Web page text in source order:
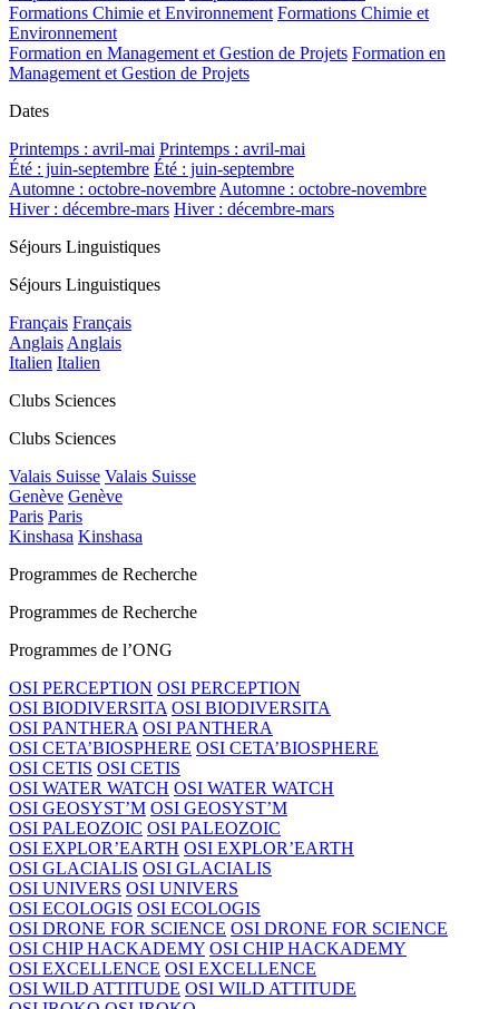
Formations Chimie et Environnement Formations Chimie et
Environnement
Formation en Management et Gestion de Projets Formation en
Management et Gestion de Projets
Dates
Printemps : avril-mai Printemps : avril-mai
Été : juin-septembre Été : juin-septembre
Automne : octobre-novembre Automne : octobre-novembre
Hiver : décembre-mars Hiver : décembre-mars
Séjours Linguistiques
Séjours Linguistiques
Français Français
Anglais Anglais
Italien Italien
Clubs Sciences
Clubs Sciences
Valais Suisse Valais Suisse
Genève Genève
Paris Paris
Kinshasa Kinshasa
Programmes de Recherche
Programmes de Recherche
Programmes de l’ONG
OSI PERCEPTION OSI PERCEPTION
OSI BIODIVERSITA OSI BIODIVERSITA
OSI PANTHERA OSI PANTHERA
OSI CETA’BIOSPHERE OSI CETA’BIOSPHERE
OSI CETIS OSI CETIS
OSI WATER WATCH OSI WATER WATCH
OSI GEOSYST’M OSI GEOSYST’M
OSI PALEOZOIC OSI PALEOZOIC
OSI EXPLOR’EARTH OSI EXPLOR’EARTH
OSI GLACIALIS OSI GLACIALIS
OSI UNIVERS OSI UNIVERS
OSI ECOLOGIS OSI ECOLOGIS
OSI DRONE FOR SCIENCE OSI DRONE FOR SCIENCE
OSI CHIP HACKADEMY OSI CHIP HACKADEMY
OSI EXCELLENCE OSI EXCELLENCE
OSI WILD ATTITUDE OSI WILD ATTITUDE